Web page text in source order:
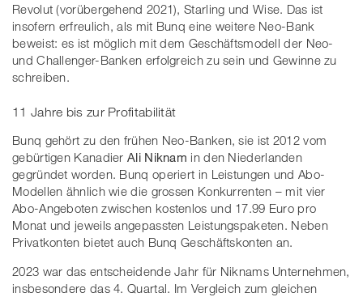
Revolut (vorübergehend 2021), Starling und Wise. Das ist
insofern erfreulich, als mit Bunq eine weitere Neo-Bank
beweist: es ist möglich mit dem Geschäftsmodell der Neo-
und Challenger-Banken erfolgreich zu sein und Gewinne zu
schreiben.
11 Jahre bis zur Profitabilität
Bunq gehört zu den frühen Neo-Banken, sie ist 2012 vom
gebürtigen KanadierAli Niknam in den Niederlanden
gegründet worden. Bunq operiert in Leistungen und Abo-
Modellen ähnlich wie die grossen Konkurrenten – mit vier
Abo-Angeboten zwischen kostenlos und 17.99 Euro pro
Monat und jeweils angepassten Leistungspaketen. Neben
Privatkonten bietet auch Bunq Geschäftskonten an.
2023 war das entscheidende Jahr für Niknams Unternehmen,
insbesondere das 4. Quartal. Im Vergleich zum gleichen